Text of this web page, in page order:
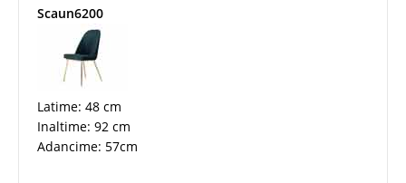
Scaun6200
Latime: 48 cm
Inaltime: 92 cm
Adancime: 57cm